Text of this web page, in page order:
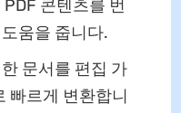
콘텐츠를 번
움을 줍니다.
문서를 편집 가
빠르게 변환합니